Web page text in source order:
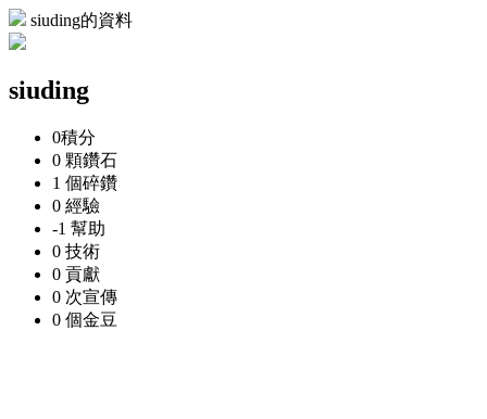
siuding的資料
siuding
0積分
0 顆鑽石
1 個碎鑽
0 經驗
-1 幫助
0 技術
0 貢獻
0 次宣傳
0 個金豆